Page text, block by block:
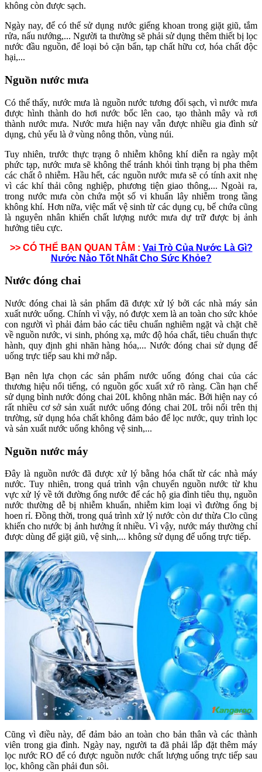
không còn được sạch.
Ngày nay, để có thể sử dụng nước giếng khoan trong giặt giũ, tắm
rửa, nấu nướng,... Người ta thường sẽ phải sử dụng thêm thiết bị lọc
nước đầu nguồn, để loại bỏ cặn bẩn, tạp chất hữu cơ, hóa chất độc
hại,...
Nguồn nước mưa
Có thể thấy, nước mưa là nguồn nước tương đối sạch, vì nước mưa
được hình thành do hơi nước bốc lên cao, tạo thành mây và rơi
thành nước mưa. Nước mưa hiện nay vẫn được nhiều gia đình sử
dụng, chủ yếu là ở vùng nông thôn, vùng núi.
Tuy nhiên, trước thực trạng ô nhiễm không khí diễn ra ngày một
phức tạp, nước mưa sẽ không thể tránh khỏi tình trạng bị pha thêm
các chất ô nhiễm. Hầu hết, các nguồn nước mưa sẽ có tính axit nhẹ
vì các khí thải công nghiệp, phương tiện giao thông,... Ngoài ra,
trong nước mưa còn chứa một số vi khuẩn lây nhiễm trong tầng
không khí. Hơn nữa, việc mất vệ sinh từ các dụng cụ, bể chứa cũng
là nguyên nhân khiến chất lượng nước mưa dự trữ được bị ảnh
hưởng tiêu cực.
>> CÓ THỂ BẠN QUAN TÂM : Vai Trò Của Nước Là Gì?
Nước Nào Tốt Nhất Cho Sức Khỏe?
Nước đóng chai
Nước đóng chai là sản phẩm đã được xử lý bởi các nhà máy sản
xuất nước uống. Chính vì vậy, nó được xem là an toàn cho sức khỏe
con người vì phải đảm bảo các tiêu chuẩn nghiêm ngặt và chặt chẽ
về nguồn nước, vi sinh, phóng xạ, mức độ hóa chất, tiêu chuẩn thực
hành, quy định ghi nhãn hàng hóa,... Nước đóng chai sử dụng để
uống trực tiếp sau khi mở nắp.
Bạn nên lựa chọn các sản phẩm nước uống đóng chai của các
thương hiệu nổi tiếng, có nguồn gốc xuất xứ rõ ràng. Cần hạn chế
sử dụng bình nước đóng chai 20L không nhãn mác. Bởi hiện nay có
rất nhiều cơ sở sản xuất nước uống đóng chai 20L trôi nổi trên thị
trường, sử dụng hóa chất không đảm bảo để lọc nước, quy trình lọc
và sản xuất nước uống không vệ sinh,...
Nguồn nước máy
Đây là nguồn nước đã được xử lý bằng hóa chất từ các nhà máy
nước. Tuy nhiên, trong quá trình vận chuyển nguồn nước từ khu
vực xử lý về tới đường ống nước để các hộ gia đình tiêu thụ, nguồn
nước thường dễ bị nhiễm khuẩn, nhiễm kim loại vì đường ống bị
hoen rỉ. Đồng thời, trong quá trình xử lý nước còn dư thừa Clo cũng
khiến cho nước bị ảnh hưởng ít nhiều. Vì vậy, nước máy thường chỉ
được dùng để giặt giũ, vệ sinh,... không sử dụng để uống trực tiếp.
Cũng vì điều này, để đảm bảo an toàn cho bản thân và các thành
viên trong gia đình. Ngày nay, người ta đã phải lắp đặt thêm máy
lọc nước RO để có được nguồn nước chất lượng uống trực tiếp sau
lọc, không cần phải đun sôi.